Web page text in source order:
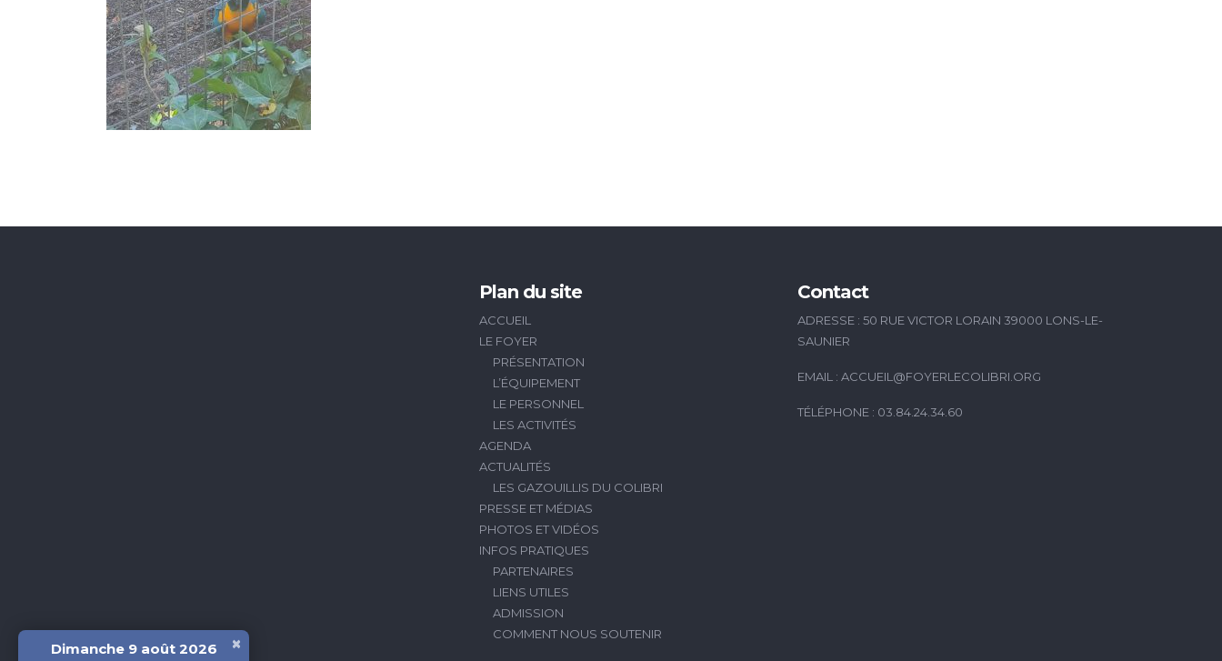
Plan du site
ACCUEIL
LE FOYER
PRÉSENTATION
L’ÉQUIPEMENT
LE PERSONNEL
LES ACTIVITÉS
AGENDA
ACTUALITÉS
LES GAZOUILLIS DU COLIBRI
PRESSE ET MÉDIAS
PHOTOS ET VIDÉOS
INFOS PRATIQUES
PARTENAIRES
LIENS UTILES
ADMISSION
COMMENT NOUS SOUTENIR
Contact
ADRESSE : 50 RUE VICTOR LORAIN 39000 LONS-LE-
SAUNIER
EMAIL : ACCUEIL@FOYERLECOLIBRI.ORG
TÉLÉPHONE : 03.84.24.34.60
Dimanche 9 août 2026 ×